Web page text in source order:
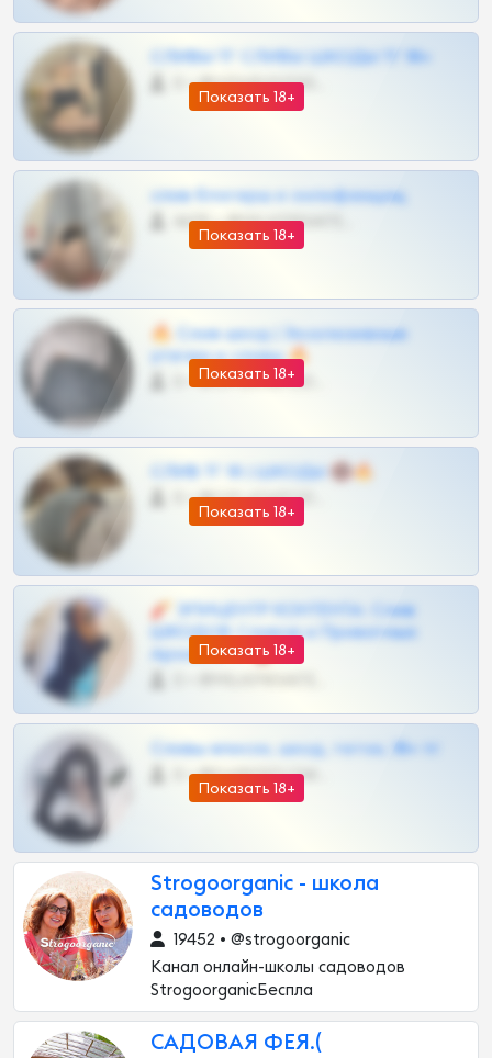
Показать 18+
СЛИВЫ ТГ СЛИВЫ ШКОДЫ ТГ 18+
0 •
Показать 18+
слив блогерш и онлифанщиц
4675 •
Показать 18+
🔥 Слив шкод | Эксклюзивные
утечки и сливы 🔥
0 •
Показать 18+
СЛИВ ТГ 18 | ШКОДЫ 🔞🔥
0 •
Показать 18+
🧨 ЭПИЦЕНТР КОНТЕНТА: Слив
ШКОДОВ Сливов и Приватных
Архивов ТГ 🔞💎
Показать 18+
Сливы вписок, шкод, теток, 18+ тг
0 •
Strogoorganic - школа
садоводов
19452 • @strogoorganic
Канал онлайн-школы садоводов
StrogoorganicБеспла
САДОВАЯ ФЕЯ.(